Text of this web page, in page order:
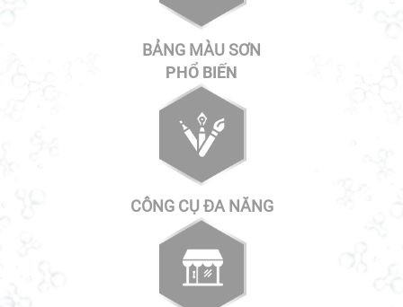
BẢNG MÀU SƠN
PHỔ BIẾN
CÔNG CỤ ĐA NĂNG